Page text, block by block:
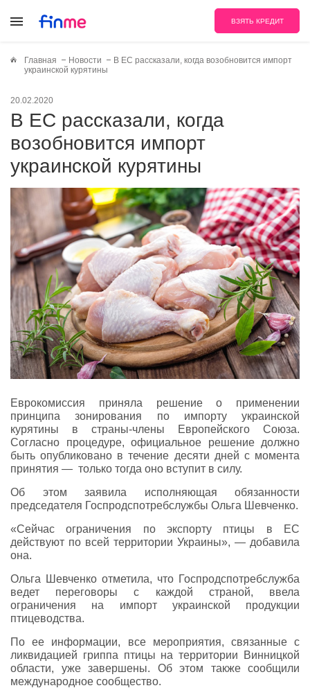
ВЗЯТЬ КРЕДИТ
Главная Новости
В ЕС рассказали, когда возобновится импорт
украинской курятины
20.02.2020
В ЕС рассказали, когда
возобновится импорт
украинской курятины
Еврокомиссия приняла решение о применении
принципа зонирования по импорту украинской
курятины в страны-члены Европейского Союза.
Согласно процедуре, официальное решение должно
быть опубликовано в течение десяти дней с момента
принятия — только тогда оно вступит в силу.
Об этом заявила исполняющая обязанности
председателя Госпродспотребслужбы Ольга Шевченко.
«Сейчас ограничения по экспорту птицы в ЕС
действуют по всей территории Украины», — добавила
она.
Ольга Шевченко отметила, что Госпродспотребслужба
ведет переговоры с каждой страной, ввела
ограничения на импорт украинской продукции
птицеводства.
По ее информации, все мероприятия, связанные с
ликвидацией гриппа птицы на территории Винницкой
области, уже завершены. Об этом также сообщили
международное сообщество.